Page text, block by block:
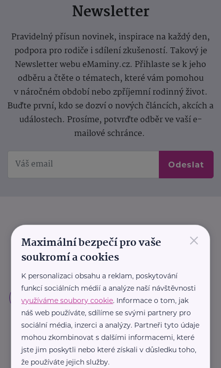
Newsletter
Pravidelný přísun novinek, inspirace na každý den,
podpora pro rodiče i sdílení zkušeností. Takový je
Newsletter webu eMaminy.cz. Přihlaste se k jeho
odběru a čtěte o tématech, které vám pomohou
v náročném období nebo zpříjemní rodinný život.
Buďte první, kdo se dozví o nových článcích, akcích a
událostech. Prosíme, potvrďte odběr ve vaší e-
mailové schránce.
Odeslat
×
Maximální bezpečí pro vaše
soukromí a cookies
K personalizaci obsahu a reklam, poskytování
funkcí sociálních médií a analýze naší návštěvnosti
využíváme soubory cookie. Informace o tom, jak
náš web používáte, sdílíme se svými partnery pro
sociální média, inzerci a analýzy. Partneři tyto údaje
mohou zkombinovat s dalšími informacemi, které
jste jim poskytli nebo které získali v důsledku toho,
že používáte jejich služby.